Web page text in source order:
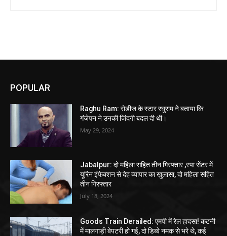
POPULAR
Raghu Ram: रोडीज के स्टार रघुराम ने बताया कि
गंजेपन ने उनकी जिंदगी बदल दी थी।
May 29, 2024
Jabalpur: दो महिला सहित तीन गिरफ्तार ,स्पा सेंटर में
यूरिन इंफेक्शन से देह व्यापार का खुलासा, दो महिला सहित
तीन गिरफ्तार
July 18, 2024
Goods Train Derailed: एमपी में रेल हादसा! कटनी
में मालगाड़ी बेपटरी हो गई, दो डिब्बे नमक से भरे थे, कई